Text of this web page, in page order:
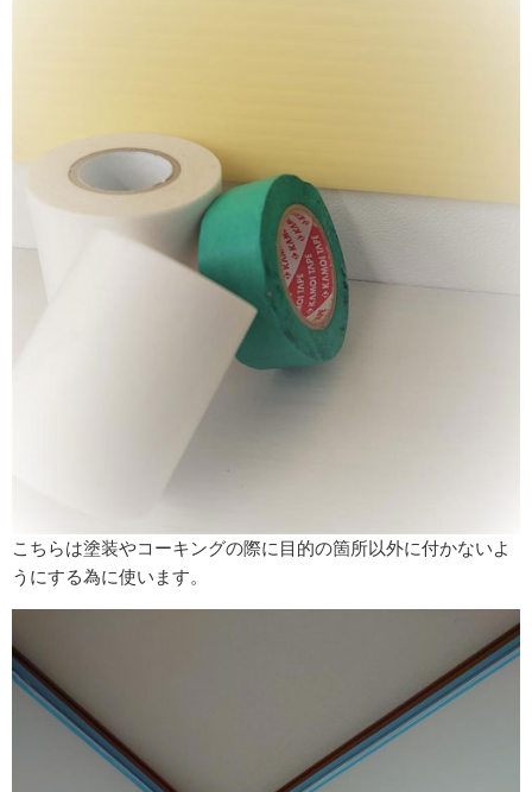
こちらは塗装やコーキングの際に目的の箇所以外に付かないよ
うにする為に使います。